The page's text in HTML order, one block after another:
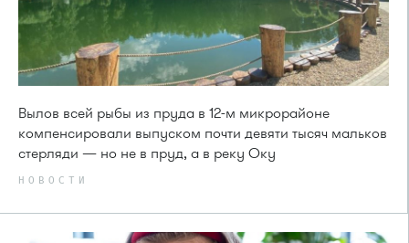
Вылов всей рыбы из пруда в 12-м микрорайоне
компенсировали выпуском почти девяти тысяч мальков
стерляди — но не в пруд, а в реку Оку
НОВОСТИ